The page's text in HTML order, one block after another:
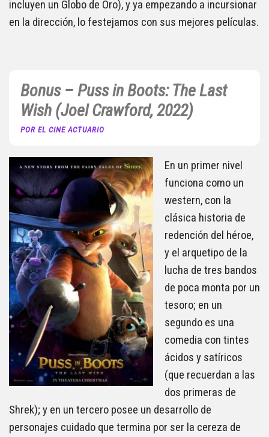
incluyen un Globo de Oro), y ya empezando a incursionar
en la dirección, lo festejamos con sus mejores películas.
Bonus – Puss in Boots: The Last
Wish (Joel Crawford, 2022)
POR EL CINE ACTUARIO
En un primer nivel
funciona como un
western, con la
clásica historia de
redención del héroe,
y el arquetipo de la
lucha de tres bandos
de poca monta por un
tesoro; en un
segundo es una
comedia con tintes
ácidos y satíricos
(que recuerdan a las
dos primeras de
Shrek); y en un tercero posee un desarrollo de
personajes cuidado que termina por ser la cereza de